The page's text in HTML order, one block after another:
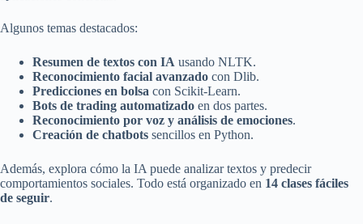
Algunos temas destacados:
Resumen de textos con IA usando NLTK.
Reconocimiento facial avanzado con Dlib.
Predicciones en bolsa con Scikit-Learn.
Bots de trading automatizado en dos partes.
Reconocimiento por voz y análisis de emociones.
Creación de chatbots sencillos en Python.
Además, explora cómo la IA puede analizar textos y predecir
comportamientos sociales. Todo está organizado en 14 clases fáciles
de seguir.